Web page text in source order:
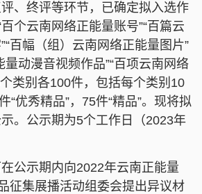
、终评等环节，已确定拟入选作
个云南网络正能量账号”“百篇云
百幅（组）云南网络正能量图片”
量动漫音视频作品”“百项云南网络
类别各100件，包括每个类别10
“优秀精品”，75件“精品”。现将拟
。公示期为5个工作日（2023年
示期内向2022年云南正能量
征集展播活动组委会提出异议材